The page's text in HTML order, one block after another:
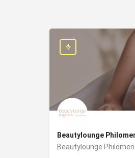
Beautylounge
Beautylounge